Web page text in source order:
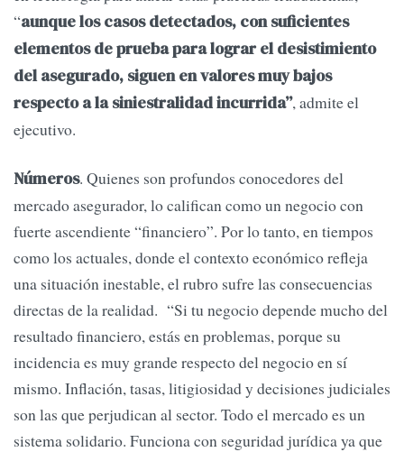
“aunque los casos detectados, con suficientes
elementos de prueba para lograr el desistimiento
del asegurado, siguen en valores muy bajos
respecto a la siniestralidad incurrida”, admite el
ejecutivo.
Números. Quienes son profundos conocedores del
mercado asegurador, lo califican como un negocio con
fuerte ascendiente “financiero”. Por lo tanto, en tiempos
como los actuales, donde el contexto económico refleja
una situación inestable, el rubro sufre las consecuencias
directas de la realidad. “Si tu negocio depende mucho del
resultado financiero, estás en problemas, porque su
incidencia es muy grande respecto del negocio en sí
mismo. Inflación, tasas, litigiosidad y decisiones judiciales
son las que perjudican al sector. Todo el mercado es un
sistema solidario. Funciona con seguridad jurídica ya que